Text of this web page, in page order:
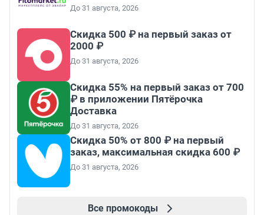
До 31 августа, 2026
Скидка 500 ₽ на первый заказ от
2000 ₽
До 31 августа, 2026
Скидка 55% на первый заказ от 700
₽ в приложении Пятёрочка
Доставка
До 31 августа, 2026
Скидка 50% от 800 ₽ на первый
заказ, максимальная скидка 600 ₽
До 31 августа, 2026
Все промокоды